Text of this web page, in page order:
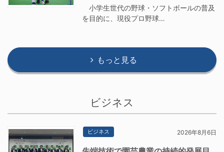
小学生世代の野球・ソフトボールの普及
を目的に、現役プロ野球…
もっと見る
ビジネス
ビジネス 2026年8月6日